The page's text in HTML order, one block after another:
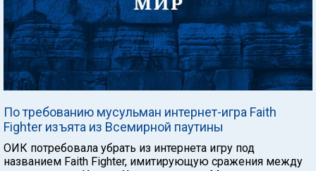
По требованию мусульман интернет-игра Faith
Fighter изъята из Всемирной паутины
ОИК потребовала убрать из интернета игру под
названием Faith Fighter, имитирующую сражения между